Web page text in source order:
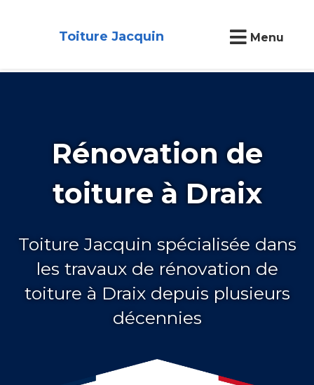
Toiture Jacquin Menu
Rénovation de
toiture à Draix
Toiture Jacquin spécialisée dans
les travaux de rénovation de
toiture à Draix depuis plusieurs
décennies